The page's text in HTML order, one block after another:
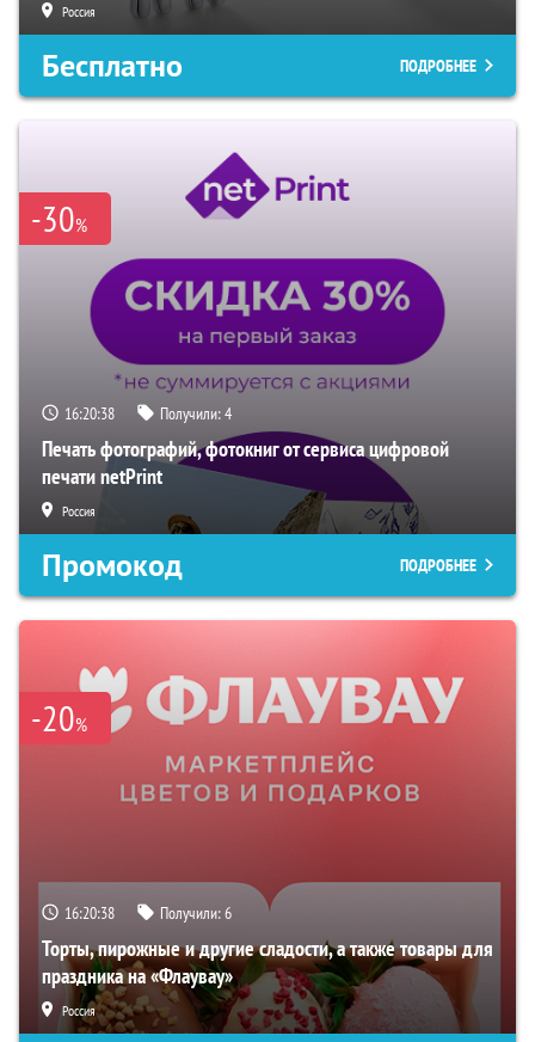
Россия
Бесплатно ПОДРОБНЕЕ
-30%
16:20:37 Получили:4
Печать фотографий, фотокниг от сервиса цифровой
печати netPrint
Россия
Промокод ПОДРОБНЕЕ
-20%
16:20:37 Получили:6
Торты, пирожные и другие сладости, а также товары для
праздника на «Флаувау»
Россия